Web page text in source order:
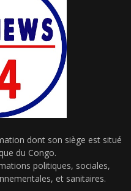
dont son siège est situé
du Congo.
politiques, sociales,
et sanitaires.